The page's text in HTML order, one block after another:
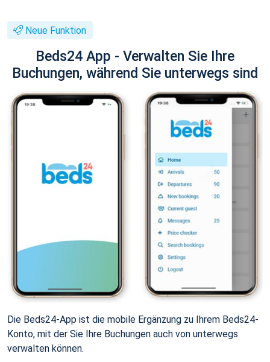
Neue Funktion
Beds24 App - Verwalten Sie Ihre
Buchungen, während Sie unterwegs sind
Die Beds24-App ist die mobile Ergänzung zu Ihrem Beds24-
Konto, mit der Sie Ihre Buchungen auch von unterwegs
verwalten können.